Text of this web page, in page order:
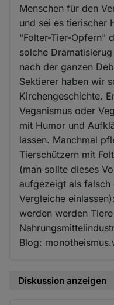
Menschen für den
und sei es tierischer
"Folter-Tier-Opfern"
solche
nach der ganzen
Sektierer haben wir
Kirchengeschichte.
Veganismus oder
mit Humor und
lassen. Manchmal
Tierschützern mit
(man sollte dieses
aufgezeigt als falsch
Vergleiche
werden werden
Blog:
Diskussion anzeigen